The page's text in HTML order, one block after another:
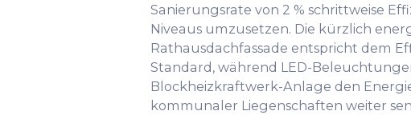
Sanierungsrate von 2 % schrittweise
Niveaus umzusetzen. Die kürzlich
Rathausdachfassade entspricht dem
Standard, während LED-
Blockheizkraftwerk-Anlage den
kommunaler Liegenschaften weiter